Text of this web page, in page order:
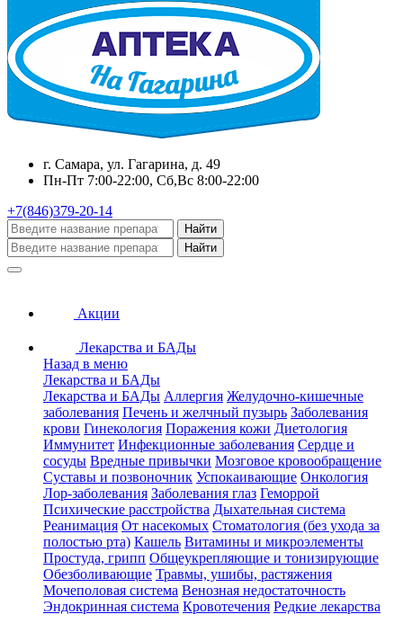
г. Самара, ул. Гагарина, д. 49
Пн-Пт 7:00-22:00, Сб,Вс 8:00-22:00
+7(846)379-20-14
Найти
Найти
Акции
Лекарства и БАДы
Назад в меню
Лекарства и БАДы
Лекарства и БАДы Аллергия Желудочно-кишечные
заболевания Печень и желчный пузырь Заболевания
крови Гинекология Поражения кожи Диетология
Иммунитет Инфекционные заболевания Сердце и
сосуды Вредные привычки Мозговое кровообращение
Суставы и позвоночник Успокаивающие Онкология
Лор-заболевания Заболевания глаз Геморрой
Психические расстройства Дыхательная система
Реанимация От насекомых Стоматология (без ухода за
полостью рта) Кашель Витамины и микроэлементы
Простуда, грипп Общеукрепляющие и тонизирующие
Обезболивающие Травмы, ушибы, растяжения
Мочеполовая система Венозная недостаточность
Эндокринная система Кровотечения Редкие лекарства